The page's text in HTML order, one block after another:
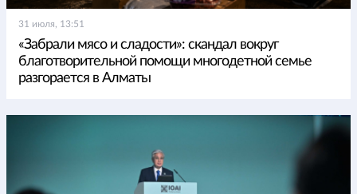
31 июля, 13:51
«Забрали мясо и сладости»: скандал вокруг
благотворительной помощи многодетной семье
разгорается в Алматы